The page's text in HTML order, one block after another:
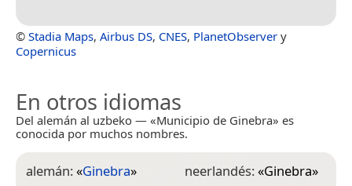
© Stadia Maps, Airbus DS, CNES, PlanetObserver y
Copernicus
En otros idiomas
Del alemán al uzbeko — «Municipio de Ginebra» es
conocida por muchos nombres.
alemán:«Ginebra»
neerlandés:«Ginebra»